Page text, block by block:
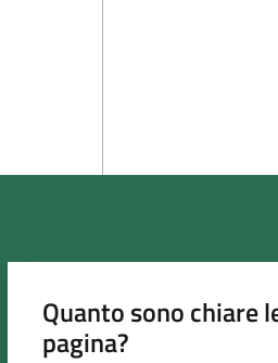
Quanto sono chiare
pagina?